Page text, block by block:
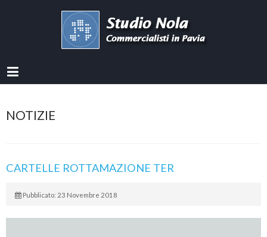
NOTIZIE
CARTELLE ROTTAMAZIONE TER
Pubblicato: 23 Novembre 2018